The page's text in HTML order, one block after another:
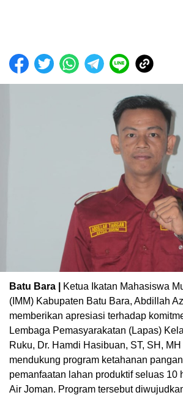
Batu Bara |
Ketua Ikatan Mahasiswa
(IMM) Kabupaten Batu Bara, Abdillah
memberikan apresiasi terhadap
Lembaga Pemasyarakatan (Lapas)
Ruku, Dr. Hamdi Hasibuan, ST, SH,
mendukung program ketahanan
pemanfaatan lahan produktif seluas 10
Air Joman. Program tersebut